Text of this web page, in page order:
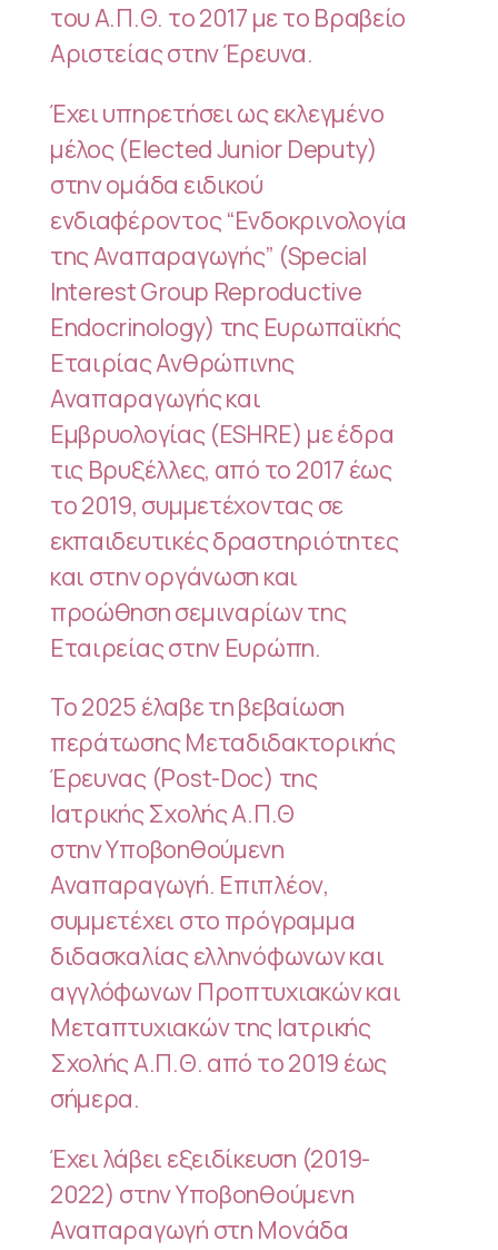
του Α.Π.Θ. το 2017 με το Βραβείο
Αριστείας στην Έρευνα.
Έχει υπηρετήσει ως εκλεγμένο
μέλος (Elected Junior Deputy)
στην ομάδα ειδικού
ενδιαφέροντος “Ενδοκρινολογία
της Αναπαραγωγής” (Special
Interest Group Reproductive
Endocrinology) της Ευρωπαϊκής
Εταιρίας Ανθρώπινης
Αναπαραγωγής και
Εμβρυολογίας (ESHRE) με έδρα
τις Βρυξέλλες, από το 2017 έως
το 2019, συμμετέχοντας σε
εκπαιδευτικές δραστηριότητες
και στην οργάνωση και
προώθηση σεμιναρίων της
Εταιρείας στην Ευρώπη.
Το 2025 έλαβε τη βεβαίωση
περάτωσης Μεταδιδακτορικής
Έρευνας (Post-Doc) της
Ιατρικής Σχολής Α.Π.Θ
στην Υποβοηθούμενη
Αναπαραγωγή. Επιπλέον,
συμμετέχει στο πρόγραμμα
διδασκαλίας ελληνόφωνων και
αγγλόφωνων Προπτυχιακών και
Μεταπτυχιακών της Ιατρικής
Σχολής Α.Π.Θ. από το 2019 έως
σήμερα.
Έχει λάβει εξειδίκευση (2019-
2022) στην Υποβοηθούμενη
Αναπαραγωγή στη Μονάδα